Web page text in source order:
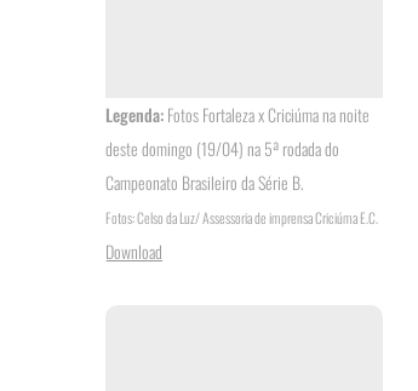
Legenda:Fotos Fortaleza x Criciúma na noite
deste domingo (19/04) na 5ª rodada do
Campeonato Brasileiro da Série B.
Fotos: Celso da Luz/ Assessoria de imprensa Criciúma E.C.
Download